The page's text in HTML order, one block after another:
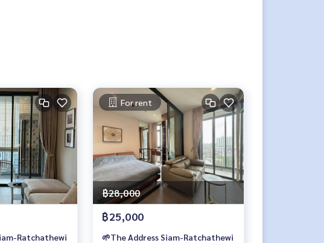
Ratchathewi
For rent
฿28,000
฿25,000
🌱The Address Siam-Ratchathewi